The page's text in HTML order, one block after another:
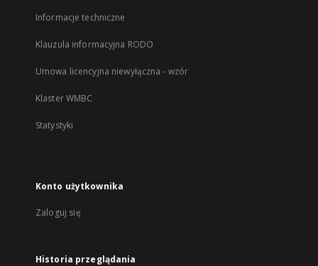
Informacje techniczne
Klauzula informacyjna RODO
Umowa licencyjna niewyłączna - wzór
Klaster WMBC
Statystyki
Konto użytkownika
Zaloguj się
Historia przeglądania